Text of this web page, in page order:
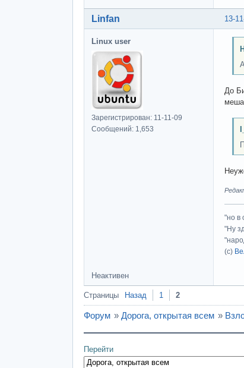
13-
Linfan
Linux user
Зарегистрирован: 11-11-09
Сообщений: 1,653
До
"но в
"Ну
(с)
Неактивен
Страницы Назад 1 2
Форум » Дорога, открытая всем »
Перейти